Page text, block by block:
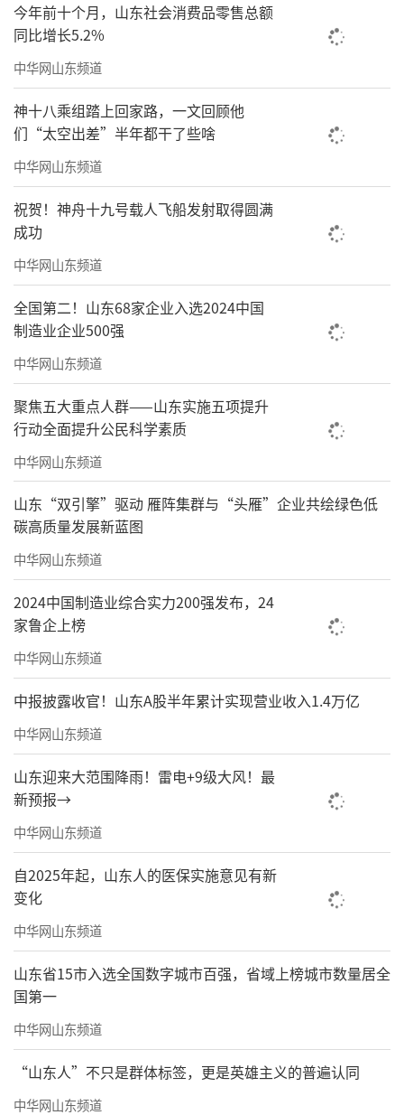
今年前十个月，山东社会消费品零售总额
同比增长5.2%
中华网山东频道
神十八乘组踏上回家路，一文回顾他
们“太空出差”半年都干了些啥
中华网山东频道
祝贺！神舟十九号载人飞船发射取得圆满
成功
中华网山东频道
全国第二！山东68家企业入选2024中国
制造业企业500强
中华网山东频道
聚焦五大重点人群——山东实施五项提升
行动全面提升公民科学素质
中华网山东频道
山东“双引擎”驱动 雁阵集群与“头雁”企业共绘绿色低
碳高质量发展新蓝图
中华网山东频道
2024中国制造业综合实力200强发布，24
家鲁企上榜
中华网山东频道
中报披露收官！山东A股半年累计实现营业收入1.4万亿
中华网山东频道
山东迎来大范围降雨！雷电+9级大风！最
新预报→
中华网山东频道
自2025年起，山东人的医保实施意见有新
变化
中华网山东频道
山东省15市入选全国数字城市百强，省域上榜城市数量居全
国第一
中华网山东频道
“山东人”不只是群体标签，更是英雄主义的普遍认同
中华网山东频道